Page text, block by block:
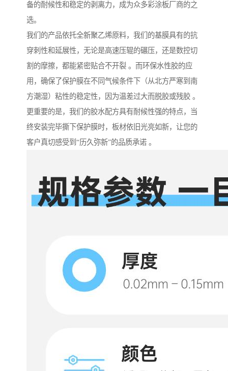
备的耐候性和稳定的剥离力，成为众多彩涂板厂商的之
选。
我们的产品依托全新聚乙烯原料，我们的基膜具有的抗
穿刺性和延展性，无论是高速压辊的碾压，还是数控切
割的摩擦，都能紧密贴合不开裂 。而环保水性胶的应
用，确保了保护膜在不同气候条件下（从北方严寒到南
方潮湿）粘性的稳定性，因为温差过大而脱胶或残胶 。
更重要的是，我们的胶水配方具有耐候性强的特点，当
终安装完毕撕下保护膜时，板材依旧光亮如新，让您的
客户真切感受到“历久弥新”的品质承诺 。